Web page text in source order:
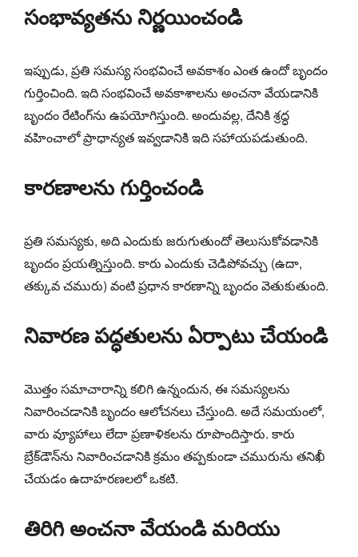
సంభావ్యతను నిర్ణయించండి
ఇప్పుడు, ప్రతి సమస్య సంభవించే అవకాశం ఎంత ఉందో బృందం
గుర్తించింది. ఇది సంభవించే అవకాశాలను అంచనా వేయడానికి
బృందం రేటింగ్‌ను ఉపయోగిస్తుంది. అందువల్ల, దేనికి శ్రద్ధ
వహించాలో ప్రాధాన్యత ఇవ్వడానికి ఇది సహాయపడుతుంది.
కారణాలను గుర్తించండి
ప్రతి సమస్యకు, అది ఎందుకు జరుగుతుందో తెలుసుకోవడానికి
బృందం ప్రయత్నిస్తుంది. కారు ఎందుకు చెడిపోవచ్చు (ఉదా,
తక్కువ చమురు) వంటి ప్రధాన కారణాన్ని బృందం వెతుకుతుంది.
నివారణ పద్ధతులను ఏర్పాటు చేయండి
మొత్తం సమాచారాన్ని కలిగి ఉన్నందున, ఈ సమస్యలను
నివారించడానికి బృందం ఆలోచనలు చేస్తుంది. అదే సమయంలో,
వారు వ్యూహాలు లేదా ప్రణాళికలను రూపొందిస్తారు. కారు
బ్రేక్‌డౌన్‌ను నివారించడానికి క్రమం తప్పకుండా చమురును తనిఖీ
చేయడం ఉదాహరణలలో ఒకటి.
తిరిగి అంచనా వేయండి మరియు